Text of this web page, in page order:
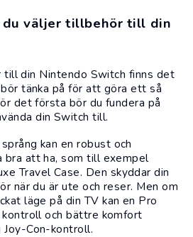
väljer tillbehör till din
till din Nintendo Switch finns det
tänka på för att göra ett så
det första bör du fundera på
din Switch till.
kan en robust och
bra att ha, som till exempel
Travel Case. Den skyddar din
när du är ute och reser. Men om
läge på din TV kan en Pro
och bättre komfort
Con-kontroll.